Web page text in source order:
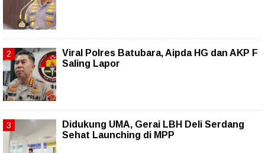
Viral Polres Batubara, Aipda HG dan AKP F
Saling Lapor
Didukung UMA, Gerai LBH Deli Serdang
Sehat Launching di MPP